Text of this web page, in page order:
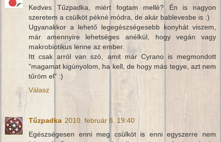
Kedves Tűzpadka, miért fogtam mellé? Én is nagyon
szeretem a csülköt pékné módra, de akár bablevesbe is :)
Ugyanakkor a lehető legegészségesebb konyhát viszem,
már amennyire lehetséges anélkül, hogy vegán vagy
makrobiotikus lenne az ember.
Itt csak arról van szó, amit már Cyrano is megmondott
"magamat kigúnyolom, ha kell, de hogy más tegye, azt nem
tűröm el" :)
Válasz
Tűzpadka 2010. február 8. 19:40
Egészségesen enni meg csülköt is enni egyszerre nem